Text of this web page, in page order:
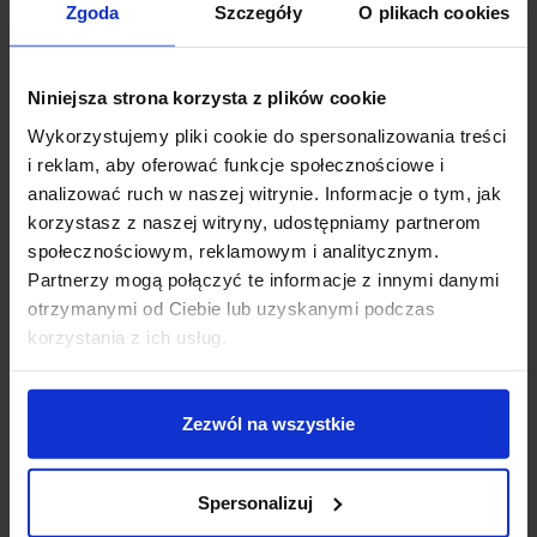
Zgoda Szczegóły O plikach cookies
Niniejsza strona korzysta z plików cookie
Wykorzystujemy pliki cookie do spersonalizowania treści
i reklam, aby oferować funkcje społecznościowe i
analizować ruch w naszej witrynie. Informacje o tym, jak
korzystasz z naszej witryny, udostępniamy partnerom
społecznościowym, reklamowym i analitycznym.
Partnerzy mogą połączyć te informacje z innymi danymi
otrzymanymi od Ciebie lub uzyskanymi podczas
korzystania z ich usług.
Zezwól na wszystkie
Spersonalizuj
Zapytaj o produkt
Opis
BOOKAT 1005443
to niezwykła lampa ścienna
zewnętrzna LED w formie ramki renomowanej,
niemieckiej firmy SLV. Wykonana z aluminium w kolorze
antracyt, zapewnia ciekawy efekt świetlny na ścianie,
może być mocowana poziomo lub pionowo. Źródłem
światła są diody LED o mocy 15W, barwę światła
ustawia się za pomocą przełącznika w lampie
pomiędzy biała ciepła 3000K, a biała neutralna 4000K.
Lampa idealnie sprawdzi się jako oświetlenie tarasów,